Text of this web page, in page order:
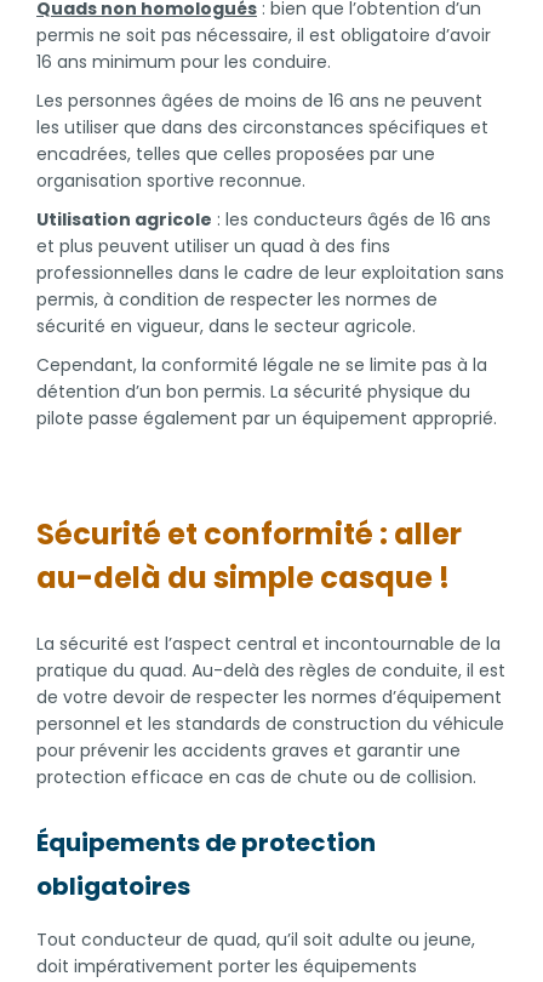
Quads non homologués : bien que l’obtention d’un
permis ne soit pas nécessaire, il est obligatoire d’avoir
16 ans minimum pour les conduire.
Les personnes âgées de moins de 16 ans ne peuvent
les utiliser que dans des circonstances spécifiques et
encadrées, telles que celles proposées par une
organisation sportive reconnue.
Utilisation agricole : les conducteurs âgés de 16 ans
et plus peuvent utiliser un quad à des fins
professionnelles dans le cadre de leur exploitation sans
permis, à condition de respecter les normes de
sécurité en vigueur, dans le secteur agricole.
Cependant, la conformité légale ne se limite pas à la
détention d’un bon permis. La sécurité physique du
pilote passe également par un équipement approprié.
Sécurité et conformité : aller
au-delà du simple casque !
La sécurité est l’aspect central et incontournable de la
pratique du quad. Au-delà des règles de conduite, il est
de votre devoir de respecter les normes d’équipement
personnel et les standards de construction du véhicule
pour prévenir les accidents graves et garantir une
protection efficace en cas de chute ou de collision.
Équipements de protection
obligatoires
Tout conducteur de quad, qu’il soit adulte ou jeune,
doit impérativement porter les équipements